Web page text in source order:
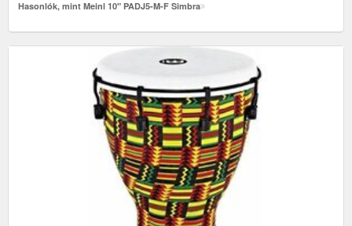
Hasonlók, mint Meinl 10" PADJ5-M-F Simbra